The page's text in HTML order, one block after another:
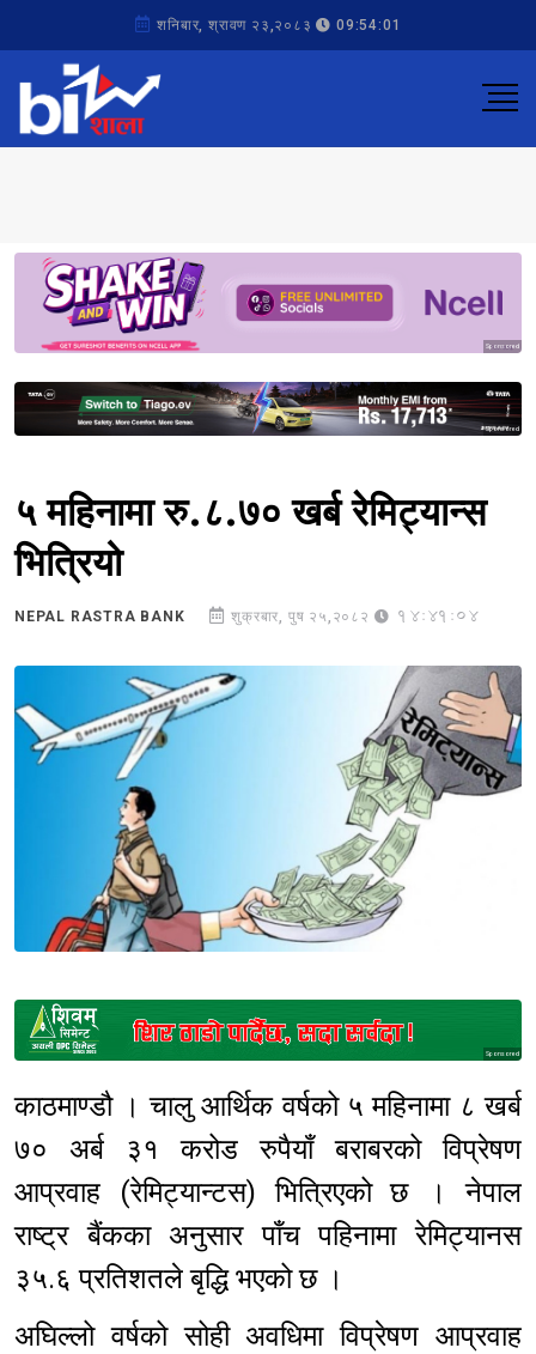
शनिबार, श्रावण २३,२०८३ 09:54:01
Sponsored
Sponsored
५ महिनामा रु.८.७० खर्ब रेमिट्यान्स
भित्रियो
NEPAL RASTRA BANK शुक्रबार, पुष २५,२०८२ 14:41:04
Sponsored
काठमाण्डौ । चालु आर्थिक वर्षको ५ महिनामा ८ खर्ब
७० अर्ब ३१ करोड रुपैयाँ बराबरको विप्रेषण
आप्रवाह (रेमिट्यान्टस) भित्रिएको छ । नेपाल
राष्ट्र बैंकका अनुसार पाँच पहिनामा रेमिट्यानस
३५.६ प्रतिशतले बृद्धि भएको छ ।
अघिल्लो वर्षको सोही अवधिमा विप्रेषण आप्रवाह